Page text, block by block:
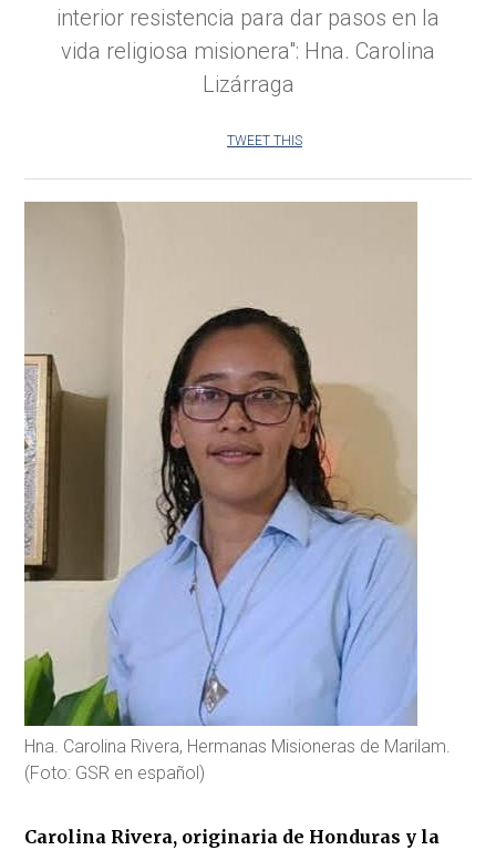
interior resistencia para dar pasos en la
vida religiosa misionera": Hna. Carolina
Lizárraga
TWEET THIS
Hna. Carolina Rivera, Hermanas Misioneras de Marilam.
(Foto: GSR en español)
Carolina Rivera, originaria de Honduras y la